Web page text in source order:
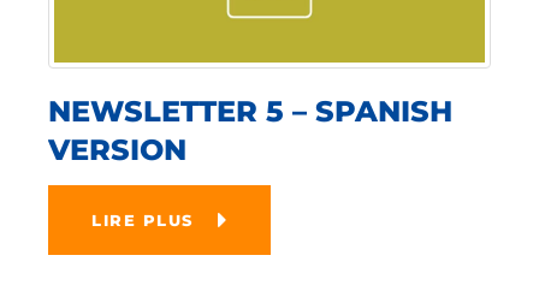
NEWSLETTER 5 – SPANISH
VERSION
LIRE PLUS